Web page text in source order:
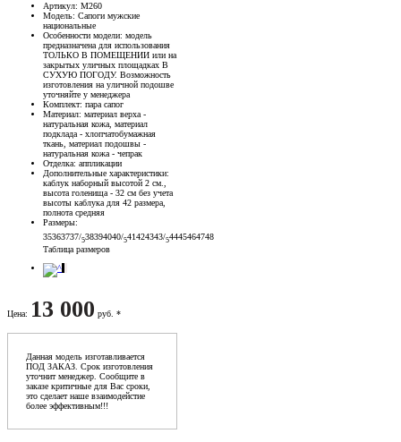
Артикул: М260
Модель: Сапоги мужские
национальные
Особенности модели: модель
предназначена для использования
ТОЛЬКО В ПОМЕЩЕНИИ или на
закрытых уличных площадках В
СУХУЮ ПОГОДУ. Возможность
изготовления на уличной подошве
уточняйте у менеджера
Комплект: пара сапог
Материал: материал верха -
натуральная кожа, материал
подклада - хлопчатобумажная
ткань, материал подошвы -
натуральная кожа - чепрак
Отделка: аппликации
Дополнительные характеристики:
каблук наборный высотой 2 см.,
высота голенища - 32 см без учета
высоты каблука для 42 размера,
полнота средняя
Размеры:
35363737/538394040/541424343/54445464748
Таблица размеров
Цена: 13 000 руб. *
Данная модель изготавливается
ПОД ЗАКАЗ. Срок изготовления
уточнит менеджер. Сообщите в
заказе критичные для Вас сроки,
это сделает наше взаимодейстие
более эффективным!!!